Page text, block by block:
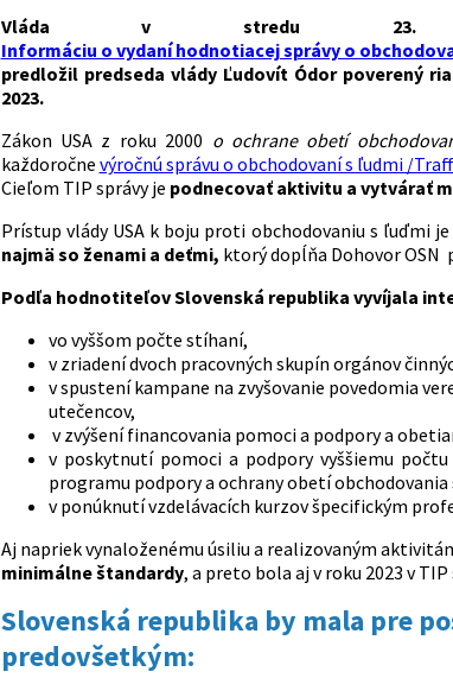
Vláda v stredu 23.
Informáciu o vydaní hodnotiacej správy o
predložil predseda vlády Ľudovít Ódor poverený
2023.
Zákon USA z roku 2000 o ochrane obetí
každoročne výročnú správu o obchodovaní s ľudmi /
Cieľom TIP správy je podnecovať aktivitu a vytvárať
Prístup vlády USA k boju proti obchodovaniu s ľuďmi je
najmä so ženami a deťmi, ktorý dopĺňa Dohovor OSN
Podľa hodnotiteľov Slovenská republika vyvíjala
vo vyššom počte stíhaní,
v zriadení dvoch pracovných skupín orgánov
v spustení kampane na zvyšovanie povedomia
utečencov,
v zvýšení financovania pomoci a podpory a
v poskytnutí pomoci a podpory vyššiemu
programu podpory a ochrany obetí obchodovania
v ponúknutí vzdelávacích kurzov špecifickým
Aj napriek vynaloženému úsiliu a realizovaným
minimálne štandardy, a preto bola aj v roku 2023 v
Slovenská republika by mala pre
predovšetkým: